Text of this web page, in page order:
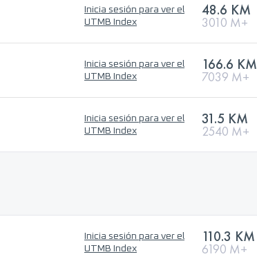
Inicia sesión para ver el
UTMB Index
48.6 KM
3010 M+
Inicia sesión para ver el
UTMB Index
166.6 KM
7039 M+
Inicia sesión para ver el
UTMB Index
31.5 KM
2540 M+
Inicia sesión para ver el
UTMB Index
110.3 KM
6190 M+